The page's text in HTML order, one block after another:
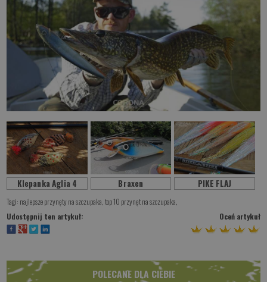
Klepanka Aglia 4 Braxen PIKE FLAJ
Tagi: najlepsze przynęty na szczupaka ,top 10 przynęt na szczupaka
Udostępnij ten artykuł:
Oceń artykuł
POLECANE DLA CIEBIE